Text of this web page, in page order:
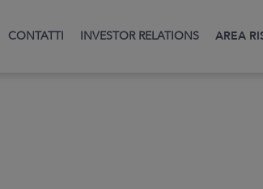
CONTATTI INVESTOR RELATIONS AREA